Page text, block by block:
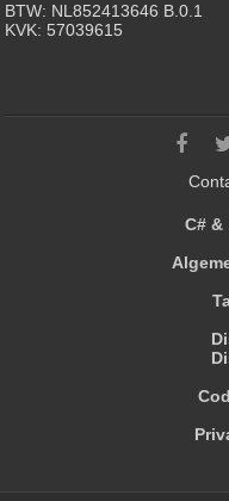
BTW: NL852413646 B.0.1
KVK: 57039615
C# &